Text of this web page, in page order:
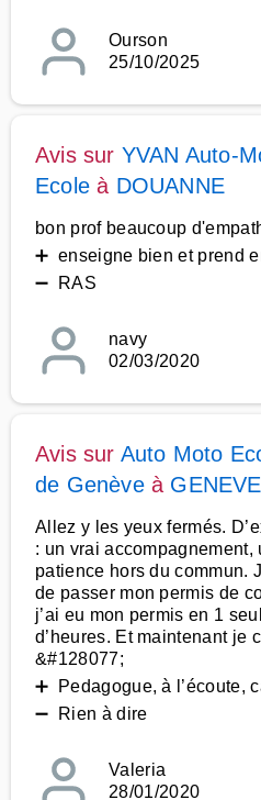
Ourson
25/10/2025
Avis sur YVAN Auto-
Ecole à DOUANNE
bon prof beaucoup
➕ enseigne bien et prend
➖ RAS
navy
02/03/2020
Avis sur Auto Moto
de Genèveà GENEVE
Allez y les yeux fermés.
: un vrai accompagnement,
patience hors du commun.
de passer mon permis de
j’ai eu mon permis en 1
d’heures. Et maintenant je
&#128077;
➕ Pedagogue, à l’écoute,
➖ Rien à dire
Valeria
28/01/2020